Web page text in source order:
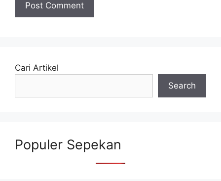
Cari Artikel
Search
Populer Sepekan